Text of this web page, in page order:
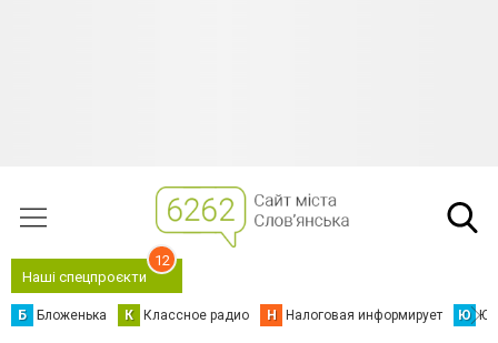
Наші спецпроєкти
12
Б Бложенька К Классное радио Н Налоговая информирует Ю